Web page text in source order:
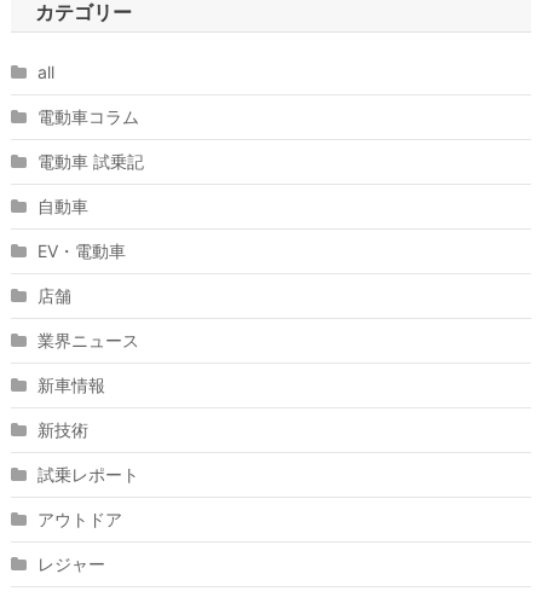
カテゴリー
all
電動車コラム
電動車 試乗記
自動車
EV・電動車
店舗
業界ニュース
新車情報
新技術
試乗レポート
アウトドア
レジャー